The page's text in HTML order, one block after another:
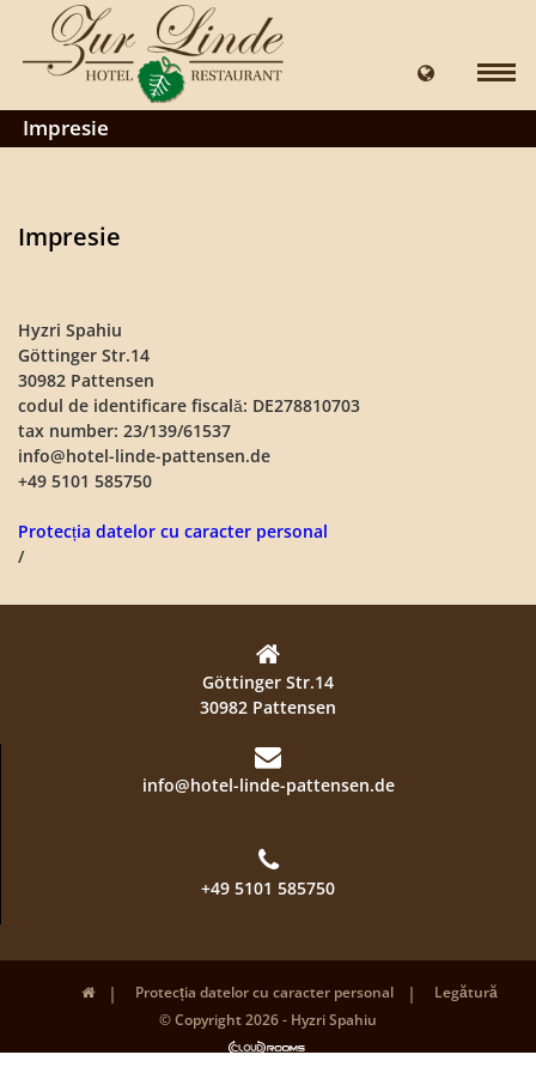
Impresie
Impresie
Hyzri Spahiu
Göttinger Str.14
30982 Pattensen
codul de identificare fiscală: DE278810703
tax number: 23/139/61537
info@hotel-linde-pattensen.de
+49 5101 585750
Protecția datelor cu caracter personal
/
Göttinger Str.14
30982 Pattensen
info@hotel-linde-pattensen.de
+49 5101 585750
Protecția datelor cu caracter personal
Legătură
© Copyright 2026 - Hyzri Spahiu